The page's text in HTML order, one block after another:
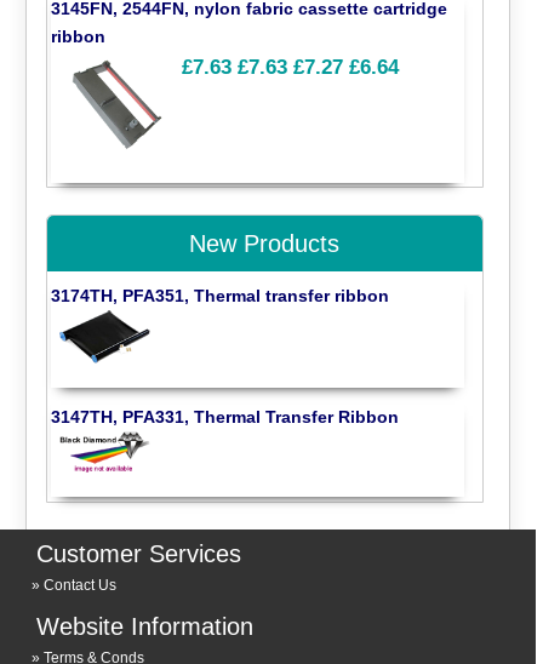
3145FN, 2544FN, nylon fabric cassette cartridge
ribbon
£7.63 £7.63 £7.27 £6.64
New Products
3174TH, PFA351, Thermal transfer ribbon
3147TH, PFA331, Thermal Transfer Ribbon
Customer Services
Contact Us
Website Information
Terms & Conds